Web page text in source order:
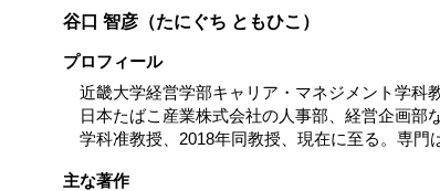
谷口 智彦 （たにぐち ともひこ）
プロフィール
近畿大学経営学部キャリア・マネジメント学
日本たばこ産業株式会社の人事部、経営企画部
学科准教授、2018年同教授、現在に至る。専門
主な著作